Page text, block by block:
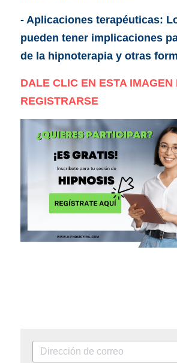
- Aplicaciones terapéuticas:
pueden tener implicaciones
de la hipnoterapia y otras
DALE CLIC EN ESTA IMAGEN
REGISTRARSE